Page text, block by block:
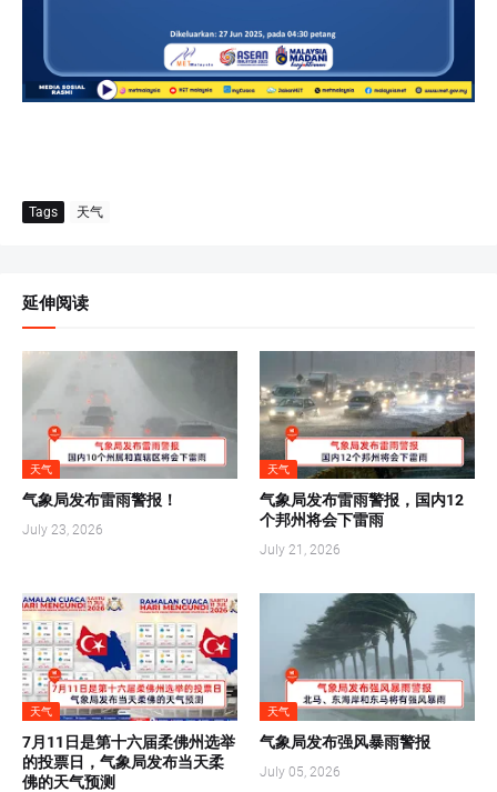
Tags 天气
延伸阅读
天气
气象局发布雷雨警报！
July 23, 2026
天气
气象局发布雷雨警报，国内12
个邦州将会下雷雨
July 21, 2026
天气
7月11日是第十六届柔佛州选举
的投票日，气象局发布当天柔
佛的天气预测
天气
气象局发布强风暴雨警报
July 05, 2026